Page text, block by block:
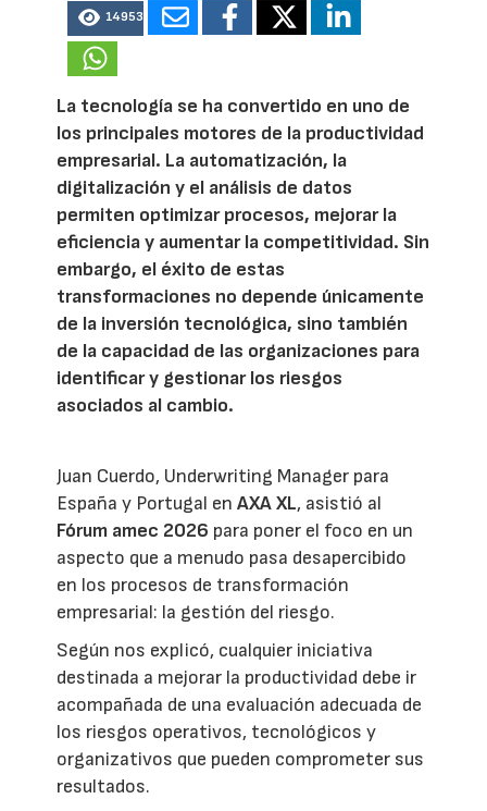
14953
La tecnología se ha convertido en uno de
los principales motores de la productividad
empresarial. La automatización, la
digitalización y el análisis de datos
permiten optimizar procesos, mejorar la
eficiencia y aumentar la competitividad. Sin
embargo, el éxito de estas
transformaciones no depende únicamente
de la inversión tecnológica, sino también
de la capacidad de las organizaciones para
identificar y gestionar los riesgos
asociados al cambio.
Juan Cuerdo, Underwriting Manager para
España y Portugal enAXA XL, asistió al
Fórum amec 2026 para poner el foco en un
aspecto que a menudo pasa desapercibido
en los procesos de transformación
empresarial: la gestión del riesgo.
Según nos explicó, cualquier iniciativa
destinada a mejorar la productividad debe ir
acompañada de una evaluación adecuada de
los riesgos operativos, tecnológicos y
organizativos que pueden comprometer sus
resultados.